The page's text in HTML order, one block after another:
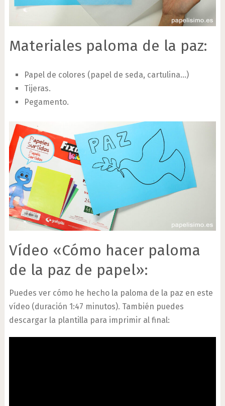
Materiales paloma de la paz:
Papel de colores (papel de seda, cartulina…)
Tijeras.
Pegamento.
Vídeo «Cómo hacer paloma
de la paz de papel»:
Puedes ver cómo he hecho la paloma de la paz en este
vídeo (duración 1:47 minutos). También puedes
descargar la plantilla para imprimir al final: